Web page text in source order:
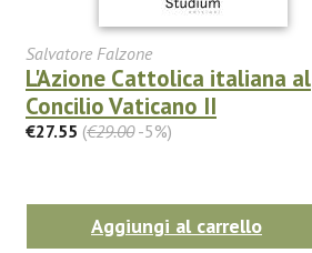
Salvatore Falzone
L'Azione Cattolica italiana al
Concilio Vaticano II
€27.55 (€29.00-5%)
Aggiungi al carrello